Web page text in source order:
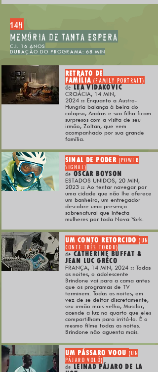
14h
MEMÓRIA DE TANTA ESPERA
C.I. 16 ANOS
DURAÇÃO DO PROGRAMA: 68 MIN
RETRATO DE
FAMÍLIA (FAMILY PORTRAIT)
deLEA VIDAKOVIC
CROÁCIA, 14 MIN,
2024 :: Enquanto a Austro-
Hungria balança à beira do
colapso, Andras e sua filha ficam
surpresos com a visita de seu
irmão, Zoltan, que vem
acompanhado por sua grande
família.
SINAL DE PODER (POWER
SIGNAL)
de OSCAR BOYSON
ESTADOS UNIDOS, 20 MIN,
2023 :: Ao tentar navegar por
uma cidade que não lhe oferece
um banheiro, um entregador
descobre uma presença
sobrenatural que infecta
mulheres por toda Nova York.
UM CONTO RETORCIDO(UN
CONTE TRÈS TORDU)
de CATHERINE BUFFAT &
JEAN LUC GRÉCO
FRANÇA, 14 MIN, 2024 :: Todas
as noites, o adolescente
Brindone vai para a cama antes
que os programas de TV
terminem. Todas as noites, em
vez de se deitar discretamente,
seu irmão mais velho, Musclor,
acende a luz no quarto que eles
compartilham para irritá-lo. É o
mesmo filme todas as noites.
Brindone não aguenta mais.
UM PÁSSARO VOOU (UN
PÁJARO VOLÓ)
de LEINAD PÁJARO DE LA